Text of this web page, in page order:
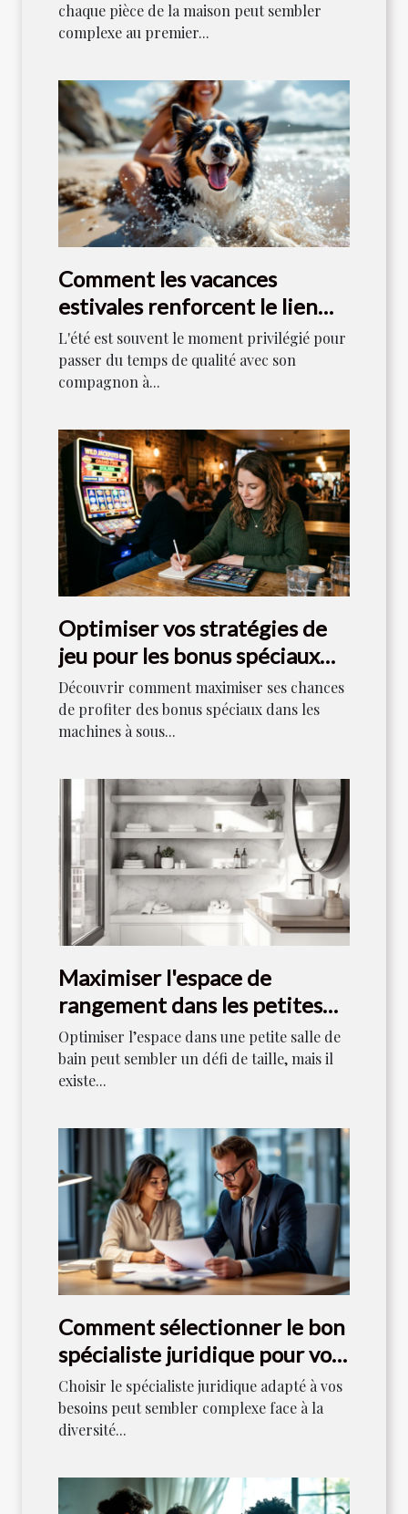
chaque pièce de la maison peut sembler
complexe au premier...
Comment les vacances
estivales renforcent le lien
entre maîtres et chiens ?
L'été est souvent le moment privilégié pour
passer du temps de qualité avec son
compagnon à...
Optimiser vos stratégies de
jeu pour les bonus spéciaux
dans les machines à sous
Découvrir comment maximiser ses chances
de profiter des bonus spéciaux dans les
machines à sous...
Maximiser l'espace de
rangement dans les petites
salles de bain
Optimiser l’espace dans une petite salle de
bain peut sembler un défi de taille, mais il
existe...
Comment sélectionner le bon
spécialiste juridique pour vos
besoins ?
Choisir le spécialiste juridique adapté à vos
besoins peut sembler complexe face à la
diversité...